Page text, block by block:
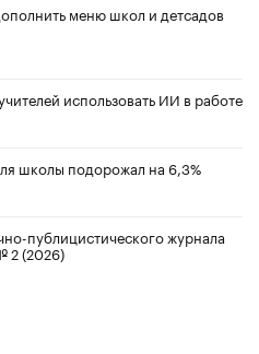
меню школ и детсадов
использовать ИИ в работе
школы подорожал на 6,3%
публицистического журнала
2 (2026)